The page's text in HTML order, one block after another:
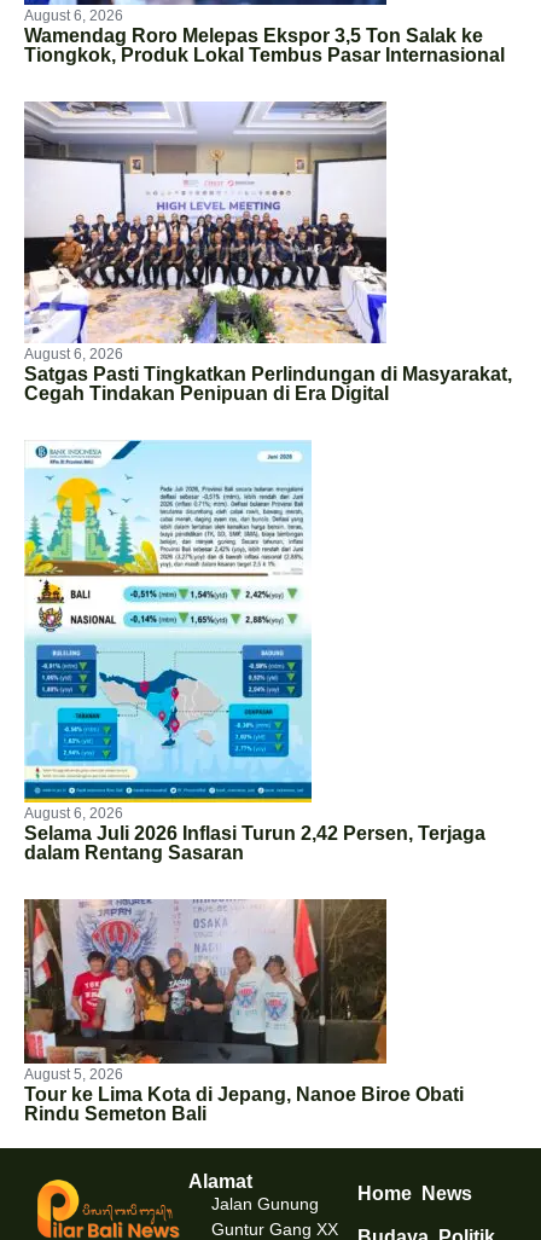
August 6, 2026
Wamendag Roro Melepas Ekspor 3,5 Ton Salak ke
Tiongkok, Produk Lokal Tembus Pasar Internasional
August 6, 2026
Satgas Pasti Tingkatkan Perlindungan di Masyarakat,
Cegah Tindakan Penipuan di Era Digital
August 6, 2026
Selama Juli 2026 Inflasi Turun 2,42 Persen, Terjaga
dalam Rentang Sasaran
August 5, 2026
Tour ke Lima Kota di Jepang, Nanoe Biroe Obati
Rindu Semeton Bali
Alamat
Jalan Gunung
Guntur Gang XX
Home News